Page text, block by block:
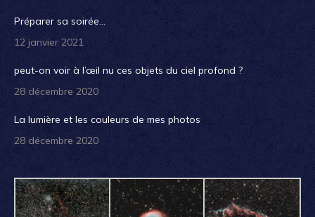
Préparer sa soirée…
12 janvier 2021
peut-on voir à l’œil nu ces objets du ciel profond ?
28 décembre 2020
La lumière et les couleurs de mes photos
28 décembre 2020